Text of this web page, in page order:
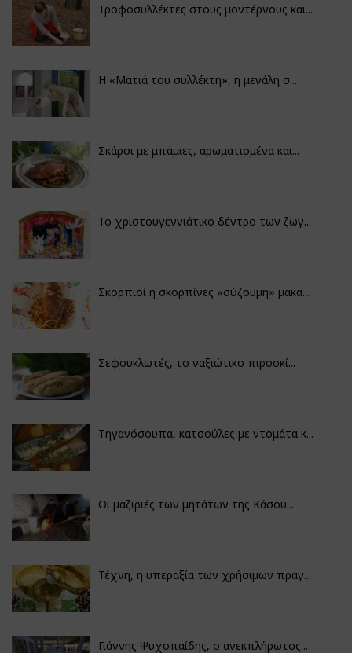
Τροφοσυλλέκτες στους μοντέρνους και...
H «Ματιά του συλλέκτη», η μεγάλη σ...
Σκάροι με μπάμιες, αρωματισμένα και...
Το χριστουγεννιάτικο δέντρο των ζωγ...
Σκορπιοί ή σκορπίνες «σύζουμη» μακα...
Σεφουκλωτές, το ναξιώτικο πιροσκί...
Τηγανόσουπα, κατσούλες με ντομάτα κ...
Οι μαζιριές των μητάτων της Κάσου...
Τέχνη, η υπεραξία των χρήσιμων πραγ...
Γιάννης Ψυχοπαίδης, ο ανεκπλήρωτος...